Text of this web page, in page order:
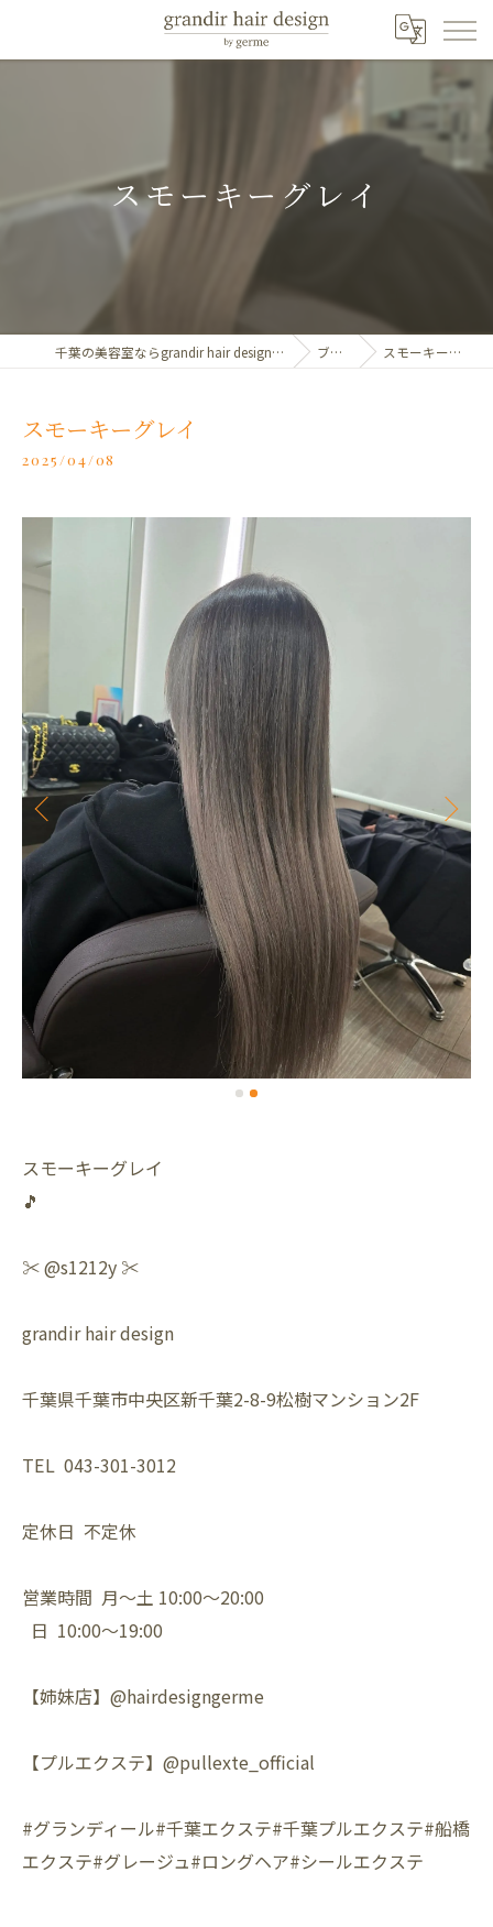
スモーキーグレイ
千葉の美容室ならgrandir hair design by germe ブログ スモーキーグレイ
スモーキーグレイ
2025/04/08
スモーキーグレイ
🎵
✂️ @s1212y ✂️
grandir hair design
千葉県千葉市中央区新千葉2-8-9松樹マンション2F
TEL 043-301-3012
定休日 不定休
営業時間 月〜土 10:00〜20:00
日 10:00〜19:00
【姉妹店】@hairdesigngerme
【プルエクステ】@pullexte_official
#グランディール#千葉エクステ#千葉プルエクステ#船橋
エクステ#グレージュ#ロングヘア#シールエクステ